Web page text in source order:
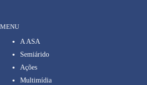
MENU
A ASA
Semiárido
Ações
Multimídia